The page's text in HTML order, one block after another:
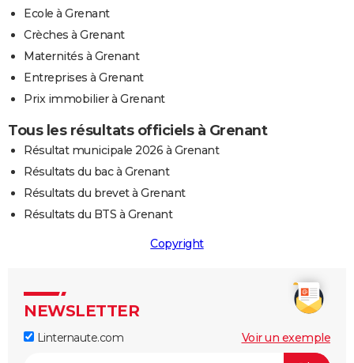
Ecole à Grenant
Crèches à Grenant
Maternités à Grenant
Entreprises à Grenant
Prix immobilier à Grenant
Tous les résultats officiels à Grenant
Résultat municipale 2026 à Grenant
Résultats du bac à Grenant
Résultats du brevet à Grenant
Résultats du BTS à Grenant
Copyright
NEWSLETTER
Linternaute.com Voir un exemple